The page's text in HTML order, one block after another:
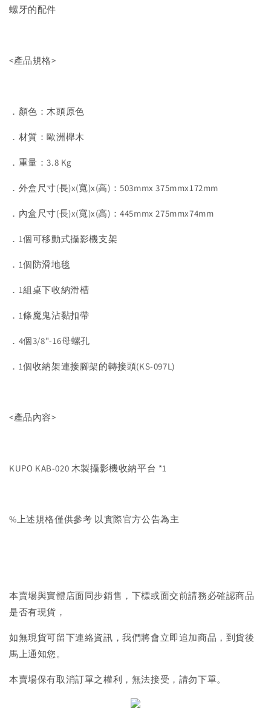
螺牙的配件
<產品規格>
．顏色：木頭原色
．材質：歐洲櫸木
．重量：3.8 Kg
．外盒尺寸(長)x(寬)x(高)：503mmx 375mmx172mm
．內盒尺寸(長)x(寬)x(高)：445mmx 275mmx74mm
．1個可移動式攝影機支架
．1個防滑地毯
．1組桌下收納滑槽
．1條魔鬼沾黏扣帶
．4個3/8"-16母螺孔
．1個收納架連接腳架的轉接頭(KS-097L)
<產品內容>
KUPO KAB-020 木製攝影機收納平台 *1
%上述規格僅供參考 以實際官方公告為主
本賣場與實體店面同步銷售，下標或面交前請務必確認商品
是否有現貨，
如無現貨可留下連絡資訊，我們將會立即追加商品，到貨後
馬上通知您。
本賣場保有取消訂單之權利，無法接受，請勿下單。